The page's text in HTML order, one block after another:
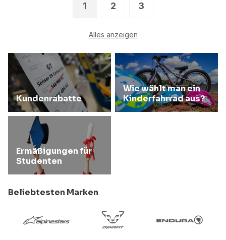
1 2 3
Alles anzeigen
Kundenrabatte
Wie wählt man ein
Kinderfahrrad aus?
Ermäßigungen für
Studenten
Beliebtesten Marken